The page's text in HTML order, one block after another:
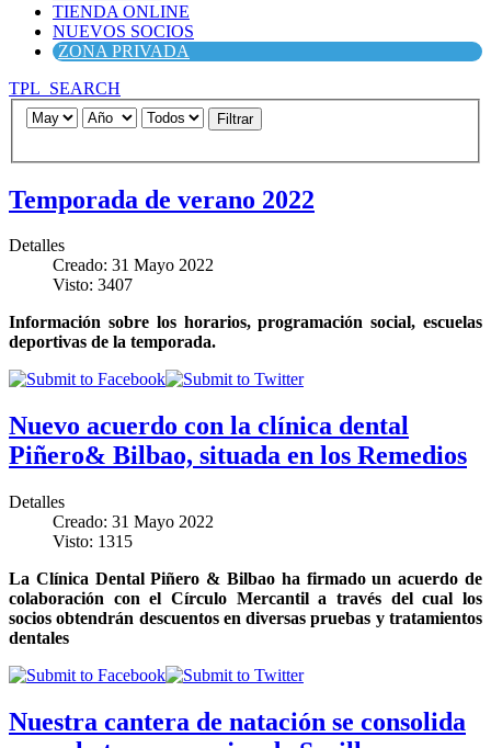
TIENDA ONLINE
NUEVOS SOCIOS
ZONA PRIVADA
TPL_SEARCH
Filtrar
Temporada de verano 2022
Detalles
Creado: 31 Mayo 2022
Visto: 3407
Información sobre los horarios, programación social, escuelas
deportivas de la temporada.
Nuevo acuerdo con la clínica dental
Piñero& Bilbao, situada en los Remedios
Detalles
Creado: 31 Mayo 2022
Visto: 1315
La Clínica Dental Piñero & Bilbao ha firmado un acuerdo de
colaboración con el Círculo Mercantil a través del cual los
socios obtendrán descuentos en diversas pruebas y tratamientos
dentales
Nuestra cantera de natación se consolida